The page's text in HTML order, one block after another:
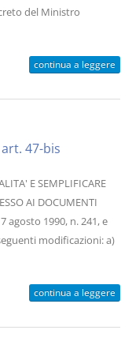
del Ministro
continua a leggere
47-bis
E SEMPLIFICARE
AI DOCUMENTI
agosto 1990, n. 241, e
modificazioni: a)
continua a leggere